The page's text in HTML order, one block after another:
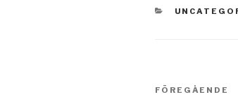
Föregående
FÖREGÅENDE